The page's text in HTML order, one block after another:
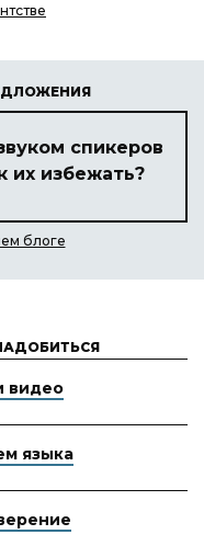
спикеров
их избежать?
блоге
видео
языка